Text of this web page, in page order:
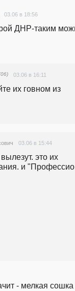
03.06 в 18:56
ДНР-таким
03.06 в 16:11
их говном из
03.06 в 15:44
это их
и
- мелкая сошка